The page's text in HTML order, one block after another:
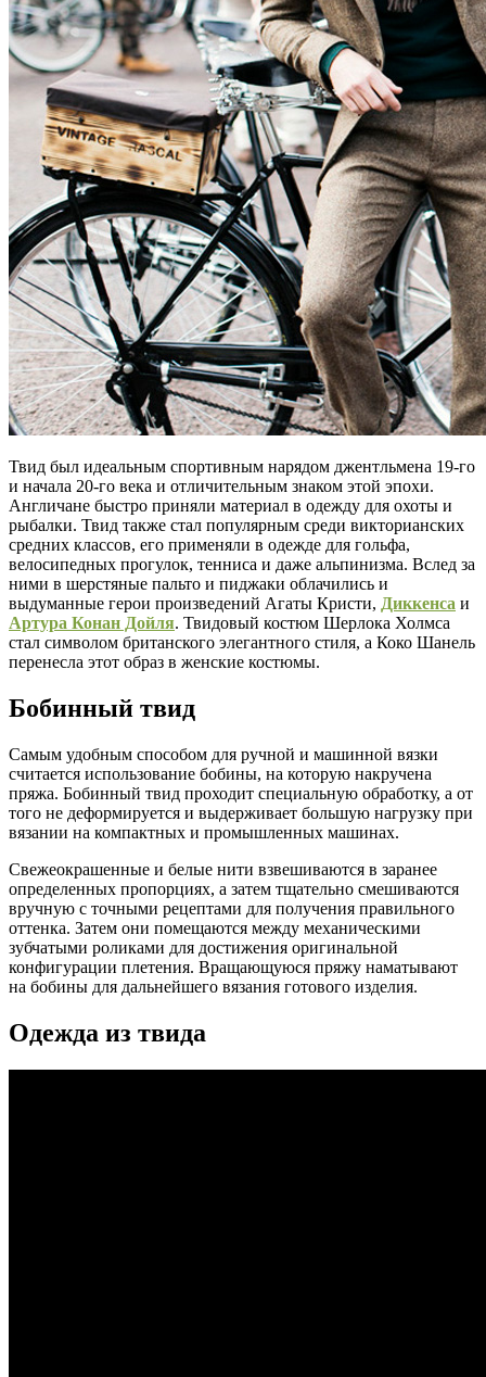
Твид был идеальным спортивным нарядом джентльмена 19-го
и начала 20-го века и отличительным знаком этой эпохи.
Англичане быстро приняли материал в одежду для охоты и
рыбалки. Твид также стал популярным среди викторианских
средних классов, его применяли в одежде для гольфа,
велосипедных прогулок, тенниса и даже альпинизма. Вслед за
ними в шерстяные пальто и пиджаки облачились и
выдуманные герои произведений Агаты Кристи, Диккенса и
Артура Конан Дойля. Твидовый костюм Шерлока Холмса
стал символом британского элегантного стиля, а Коко Шанель
перенесла этот образ в женские костюмы.
Бобинный твид
Самым удобным способом для ручной и машинной вязки
считается использование бобины, на которую накручена
пряжа. Бобинный твид проходит специальную обработку, а от
того не деформируется и выдерживает большую нагрузку при
вязании на компактных и промышленных машинах.
Свежеокрашенные и белые нити взвешиваются в заранее
определенных пропорциях, а затем тщательно смешиваются
вручную с точными рецептами для получения правильного
оттенка. Затем они помещаются между механическими
зубчатыми роликами для достижения оригинальной
конфигурации плетения. Вращающуюся пряжу наматывают
на бобины для дальнейшего вязания готового изделия.
Одежда из твида